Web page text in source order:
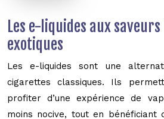
Les e-liquides aux
exotiques
Les e-liquides sont une
cigarettes classiques. Ils
profiter d’une expérience de
moins nocive, tout en bénéficiant